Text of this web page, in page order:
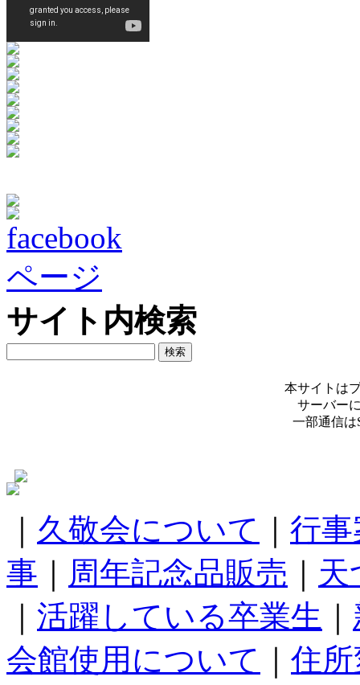
サイト内検索
本サイトは
サーバー
一部通信は
久敬会について
行
事
周年記念品販売
天
活躍している卒業生
会館使用について
住